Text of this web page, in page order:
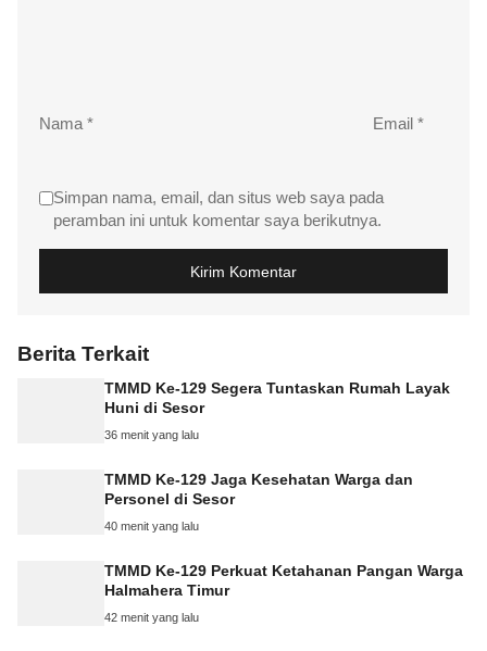
Nama * Email *
Simpan nama, email, dan situs web saya pada
peramban ini untuk komentar saya berikutnya.
Berita Terkait
TMMD Ke-129 Segera Tuntaskan Rumah Layak
Huni di Sesor
36 menit yang lalu
TMMD Ke-129 Jaga Kesehatan Warga dan
Personel di Sesor
40 menit yang lalu
TMMD Ke-129 Perkuat Ketahanan Pangan Warga
Halmahera Timur
42 menit yang lalu